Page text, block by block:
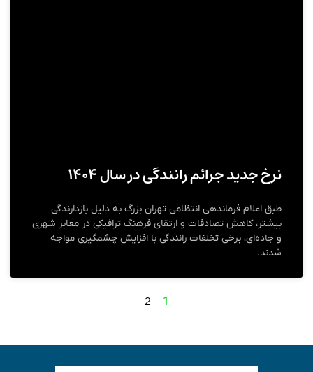
نرخ جدید جرائم رانندگی در سال ۱۴۰۴
طبق اعلام فرماندهی انتظامی تهران بزرگ به دلیل بازدارندگی
بیشتر، کاهش تصادفات و ارتقای فرهنگ ترافیکی در معابر شهری
و جاده‌ای، برخی تخلفات رانندگی با افزایش چشمگیری مواجه
شدند.
1
2